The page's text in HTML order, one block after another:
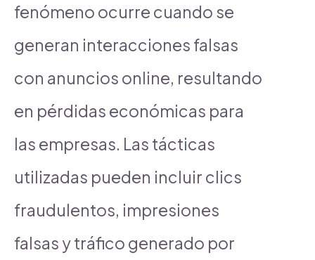
fenómeno ocurre cuando se
generan interacciones falsas
con anuncios online, resultando
en pérdidas económicas para
las empresas. Las tácticas
utilizadas pueden incluir clics
fraudulentos, impresiones
falsas y tráfico generado por